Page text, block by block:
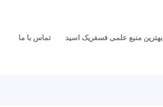
بهترین منبع علمی فسفریک اسید تماس با ما